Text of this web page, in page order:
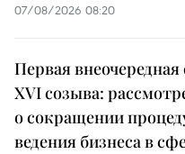
07/08/2026 08:20
Первая
XVI созыва:
о сокращении
ведения бизнеса в